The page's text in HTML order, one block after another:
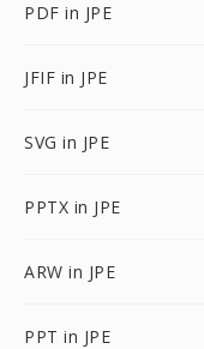
PDF in JPE
JFIF in JPE
SVG in JPE
PPTX in JPE
ARW in JPE
PPT in JPE